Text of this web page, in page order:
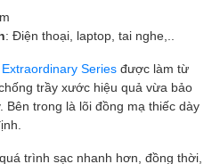
: Điện thoại, laptop, tai nghe,..
Series được làm từ
trầy xước hiệu quả vừa bảo
Bên trong là lõi đồng mạ thiếc dày
trình sạc nhanh hơn, đồng thời,